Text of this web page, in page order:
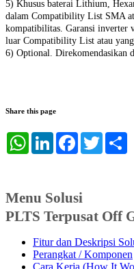
5) Khusus baterai Lithium,
dalam Compatibility List SMA
kompatibilitas. Garansi inverter
luar Compatibility List atau
6) Optional. Direkomendasikan
Share this page
WhatsAppLinkedInFacebook
Twitter
Menu Solusi
PLTS Terpusat Off
Fitur dan Deskripsi
Perangkat / Komponen